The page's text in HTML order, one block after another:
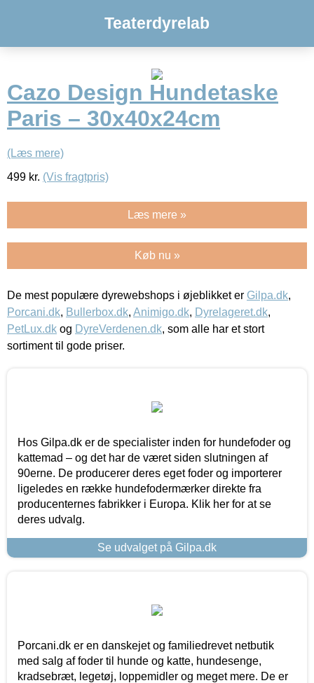
Teaterdyrelab
Cazo Design Hundetaske
Paris – 30x40x24cm
(Læs mere)
499 kr. (Vis fragtpris)
Læs mere »
Køb nu »
De mest populære dyrewebshops i øjeblikket er Gilpa.dk,
Porcani.dk, Bullerbox.dk, Animigo.dk, Dyrelageret.dk,
PetLux.dk og DyreVerdenen.dk, som alle har et stort
sortiment til gode priser.
Hos Gilpa.dk er de specialister inden for hundefoder og
kattemad – og det har de været siden slutningen af
90erne. De producerer deres eget foder og importerer
ligeledes en række hundefodermærker direkte fra
producenternes fabrikker i Europa. Klik her for at se
deres udvalg.
Se udvalget på Gilpa.dk
Porcani.dk er en danskejet og familiedrevet netbutik
med salg af foder til hunde og katte, hundesenge,
kradsebræt, legetøj, loppemidler og meget mere. De er